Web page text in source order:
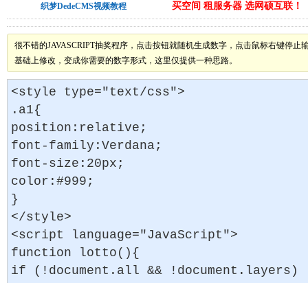
织梦DedeCMS视频教程 买空间 租服务器 选网硕互联！
很不错的JAVASCRIPT抽奖程序，点击按钮就随机生成数字，点击鼠标右键停止
基础上修改，变成你需要的数字形式，这里仅提供一种思路。